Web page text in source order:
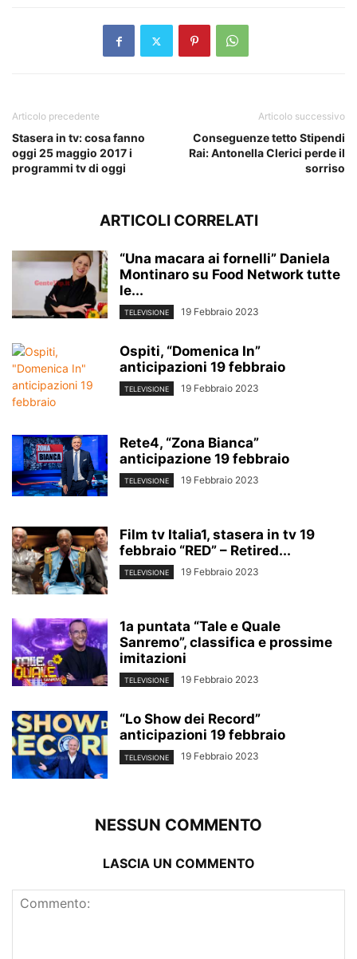
Articolo precedente
Stasera in tv: cosa fanno
oggi 25 maggio 2017 i
programmi tv di oggi
Articolo successivo
Conseguenze tetto Stipendi
Rai: Antonella Clerici perde il
sorriso
ARTICOLI CORRELATI
“Una macara ai fornelli” Daniela
Montinaro su Food Network tutte
le...
TELEVISIONE 19 Febbraio 2023
Ospiti, “Domenica In”
anticipazioni 19 febbraio
TELEVISIONE 19 Febbraio 2023
Rete4, “Zona Bianca”
anticipazione 19 febbraio
TELEVISIONE 19 Febbraio 2023
Film tv Italia1, stasera in tv 19
febbraio “RED” – Retired...
TELEVISIONE 19 Febbraio 2023
1a puntata “Tale e Quale
Sanremo”, classifica e prossime
imitazioni
TELEVISIONE 19 Febbraio 2023
“Lo Show dei Record”
anticipazioni 19 febbraio
TELEVISIONE 19 Febbraio 2023
NESSUN COMMENTO
LASCIA UN COMMENTO